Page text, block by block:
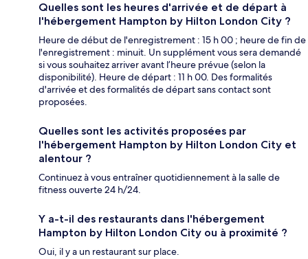
Quelles sont les heures d'arrivée et de départ à
l'hébergement Hampton by Hilton London City ?
Heure de début de l'enregistrement : 15 h 00 ; heure de fin de
l'enregistrement : minuit. Un supplément vous sera demandé
si vous souhaitez arriver avant l’heure prévue (selon la
disponibilité). Heure de départ : 11 h 00. Des formalités
d'arrivée et des formalités de départ sans contact sont
proposées.
Quelles sont les activités proposées par
l'hébergement Hampton by Hilton London City et
alentour ?
Continuez à vous entraîner quotidiennement à la salle de
fitness ouverte 24 h/24.
Y a-t-il des restaurants dans l'hébergement
Hampton by Hilton London City ou à proximité ?
Oui, il y a un restaurant sur place.